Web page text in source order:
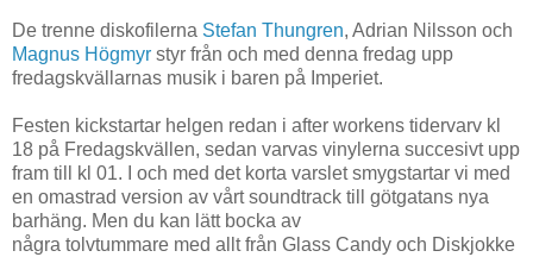
De trenne diskofilerna Stefan Thungren, Adrian Nilsson och
Magnus Högmyr styr från och med denna fredag upp
fredagskvällarnas musik i baren på Imperiet.
Festen kickstartar helgen redan i after workens tidervarv kl
18 på Fredagskvällen, sedan varvas vinylerna succesivt upp
fram till kl 01. I och med det korta varslet smygstartar vi med
en omastrad version av vårt soundtrack till götgatans nya
barhäng. Men du kan lätt bocka av
några tolvtummare med allt från Glass Candy och Diskjokke